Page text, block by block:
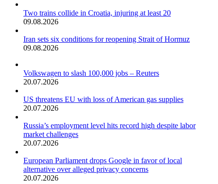
Two trains collide in Croatia, injuring at least 20
09.08.2026
Iran sets six conditions for reopening Strait of Hormuz
09.08.2026
Volkswagen to slash 100,000 jobs – Reuters
20.07.2026
US threatens EU with loss of American gas supplies
20.07.2026
Russia’s employment level hits record high despite labor
market challenges
20.07.2026
European Parliament drops Google in favor of local
alternative over alleged privacy concerns
20.07.2026